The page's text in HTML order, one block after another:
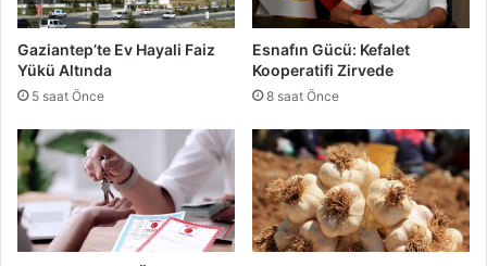
r
G
a
z
i
a
n
t
e
Gaziantep’te Ev Hayali Faiz
Yükü Altında
5 saat Önce
Esnafın Gücü: Kefalet
Kooperatifi Zirvede
8 saat Önce